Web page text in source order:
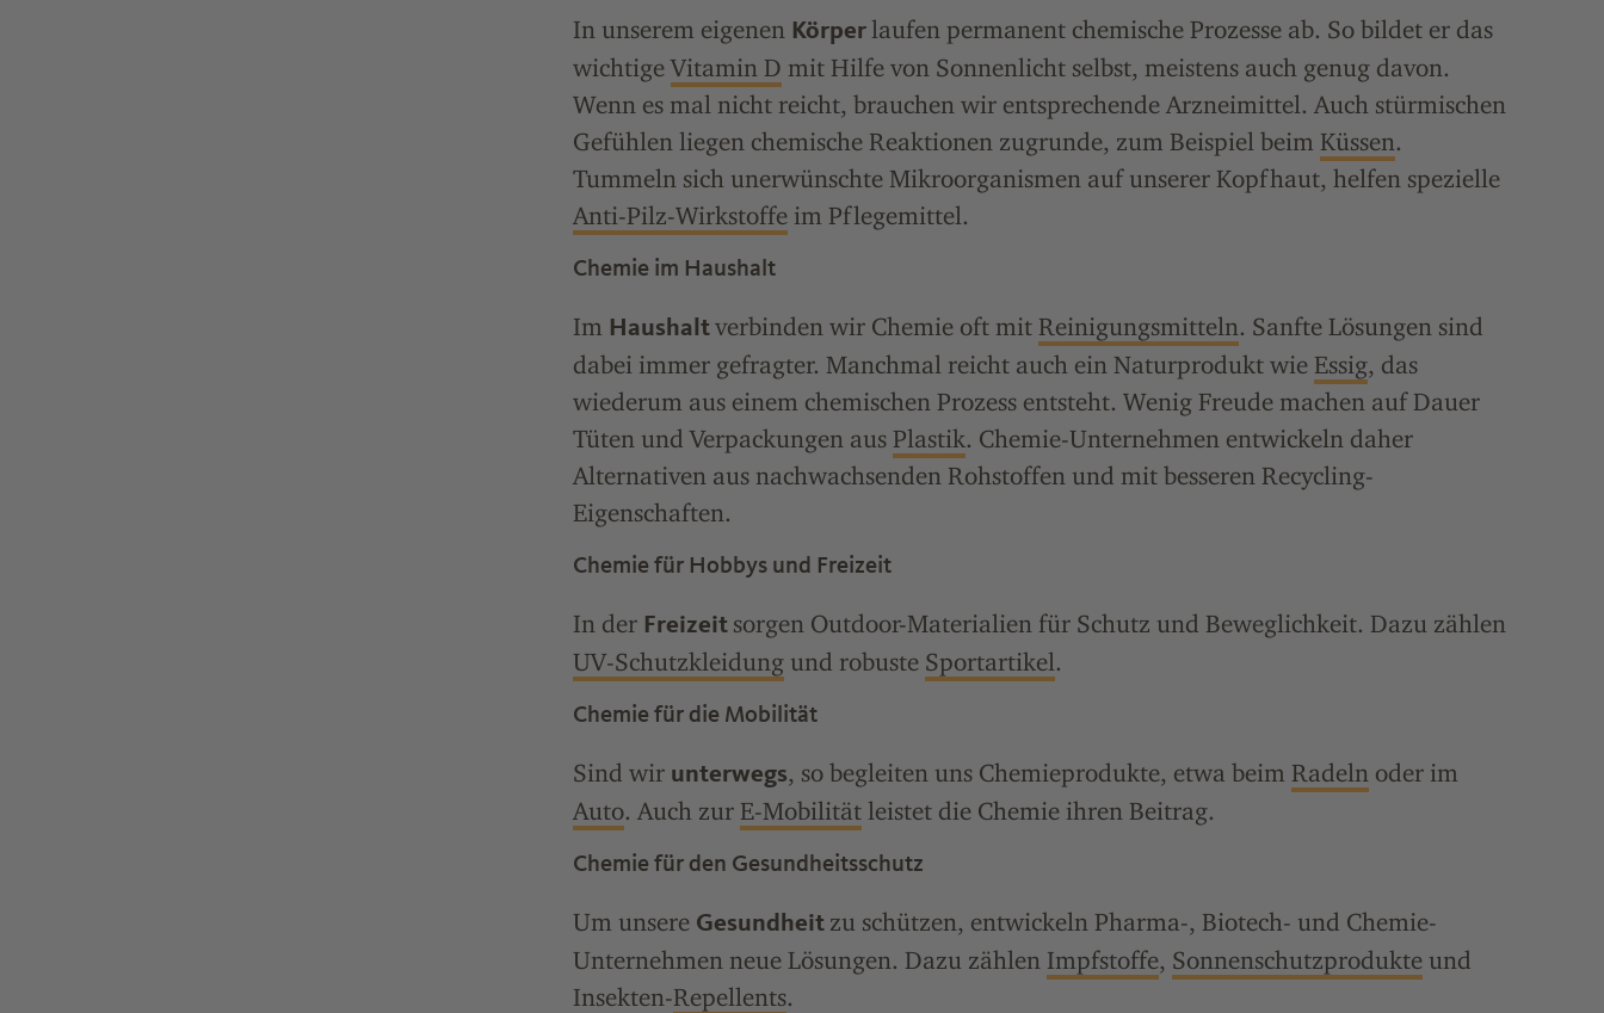
In unserem eigenen Körperlaufen permanent chemische Prozesse ab. So bildet er das
wichtigeVitamin D mit Hilfe von Sonnenlicht selbst, meistens auch genug davon.
Wenn es mal nicht reicht, brauchen wir entsprechende Arzneimittel. Auch stürmischen
Gefühlen liegen chemische Reaktionen zugrunde, zum Beispiel beim Küssen.
Tummeln sich unerwünschte Mikroorganismen auf unserer Kopfhaut, helfen spezielle
Anti-Pilz-Wirkstoffe im Pflegemittel.
Chemie im Haushalt
Im Haushaltverbinden wir Chemie oft mit Reinigungsmitteln. Sanfte Lösungen sind
dabei immer gefragter. Manchmal reicht auch ein Naturprodukt wie Essig, das
wiederum aus einem chemischen Prozess entsteht. Wenig Freude machen auf Dauer
Tüten und Verpackungen aus Plastik. Chemie-Unternehmen entwickeln daher
Alternativen aus nachwachsenden Rohstoffen und mit besseren Recycling-
Eigenschaften.
Chemie für Hobbys und Freizeit
In der Freizeit sorgen Outdoor-Materialien für Schutz und Beweglichkeit. Dazu zählen
UV-Schutzkleidung und robuste Sportartikel.
Chemie für die Mobilität
Sind wir unterwegs, so begleiten uns Chemieprodukte, etwa beim Radeln oder im
Auto. Auch zur E-Mobilität leistet die Chemie ihren Beitrag.
Chemie für den Gesundheitsschutz
Um unsere Gesundheit zu schützen, entwickeln Pharma-, Biotech- und Chemie-
Unternehmen neue Lösungen. Dazu zählen Impfstoffe, Sonnenschutzprodukte und
Insekten-Repellents.